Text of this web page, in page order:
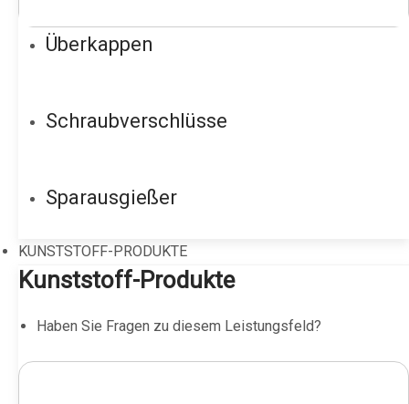
Überkappen
Schraubverschlüsse
Sparausgießer
KUNSTSTOFF-PRODUKTE
Kunststoff-Produkte
Haben Sie Fragen zu diesem Leistungsfeld?